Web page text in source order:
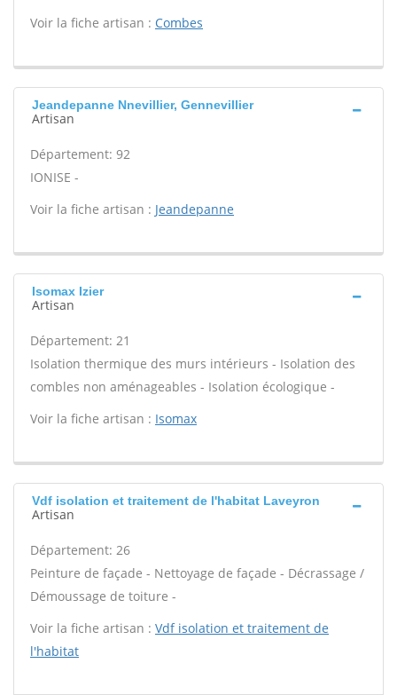
Voir la fiche artisan : Combes
Jeandepanne Nnevillier, Gennevillier
Artisan
Département: 92
IONISE -
Voir la fiche artisan : Jeandepanne
Isomax Izier
Artisan
Département: 21
Isolation thermique des murs intérieurs - Isolation des
combles non aménageables - Isolation écologique -
Voir la fiche artisan : Isomax
Vdf isolation et traitement de l'habitat Laveyron
Artisan
Département: 26
Peinture de façade - Nettoyage de façade - Décrassage /
Démoussage de toiture -
Voir la fiche artisan : Vdf isolation et traitement de
l'habitat